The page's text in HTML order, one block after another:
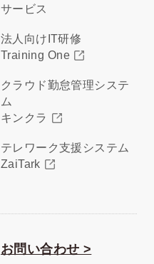
サービス
法人向けIT研修
Training One
クラウド勤怠管理システ
ム
キンクラ
テレワーク支援システム
ZaiTark
お問い合わせ >